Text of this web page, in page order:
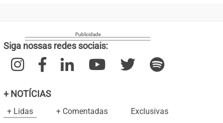
Siga nossas redes sociais:
+ NOTÍCIAS
+ Lidas + Comentadas Exclusivas